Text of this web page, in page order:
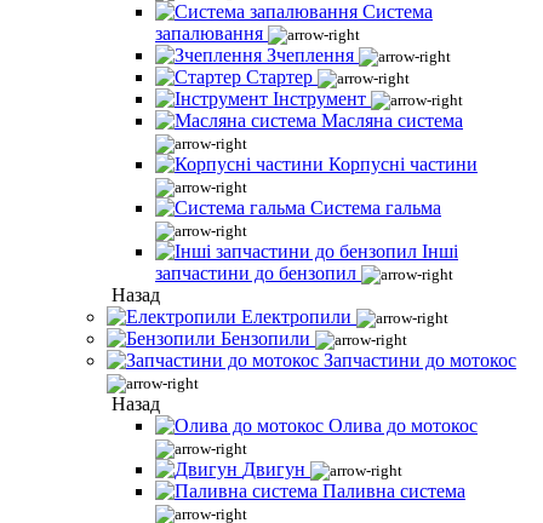
Система
запалювання
Зчеплення
Стартер
Інструмент
Масляна система
Корпусні частини
Система гальма
Інші
запчастини до бензопил
Назад
Електропили
Бензопили
Запчастини до мотокос
Назад
Олива до мотокос
Двигун
Паливна система